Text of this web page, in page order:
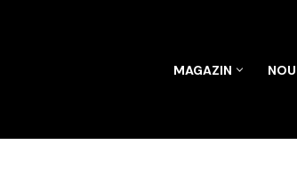
MAGAZIN